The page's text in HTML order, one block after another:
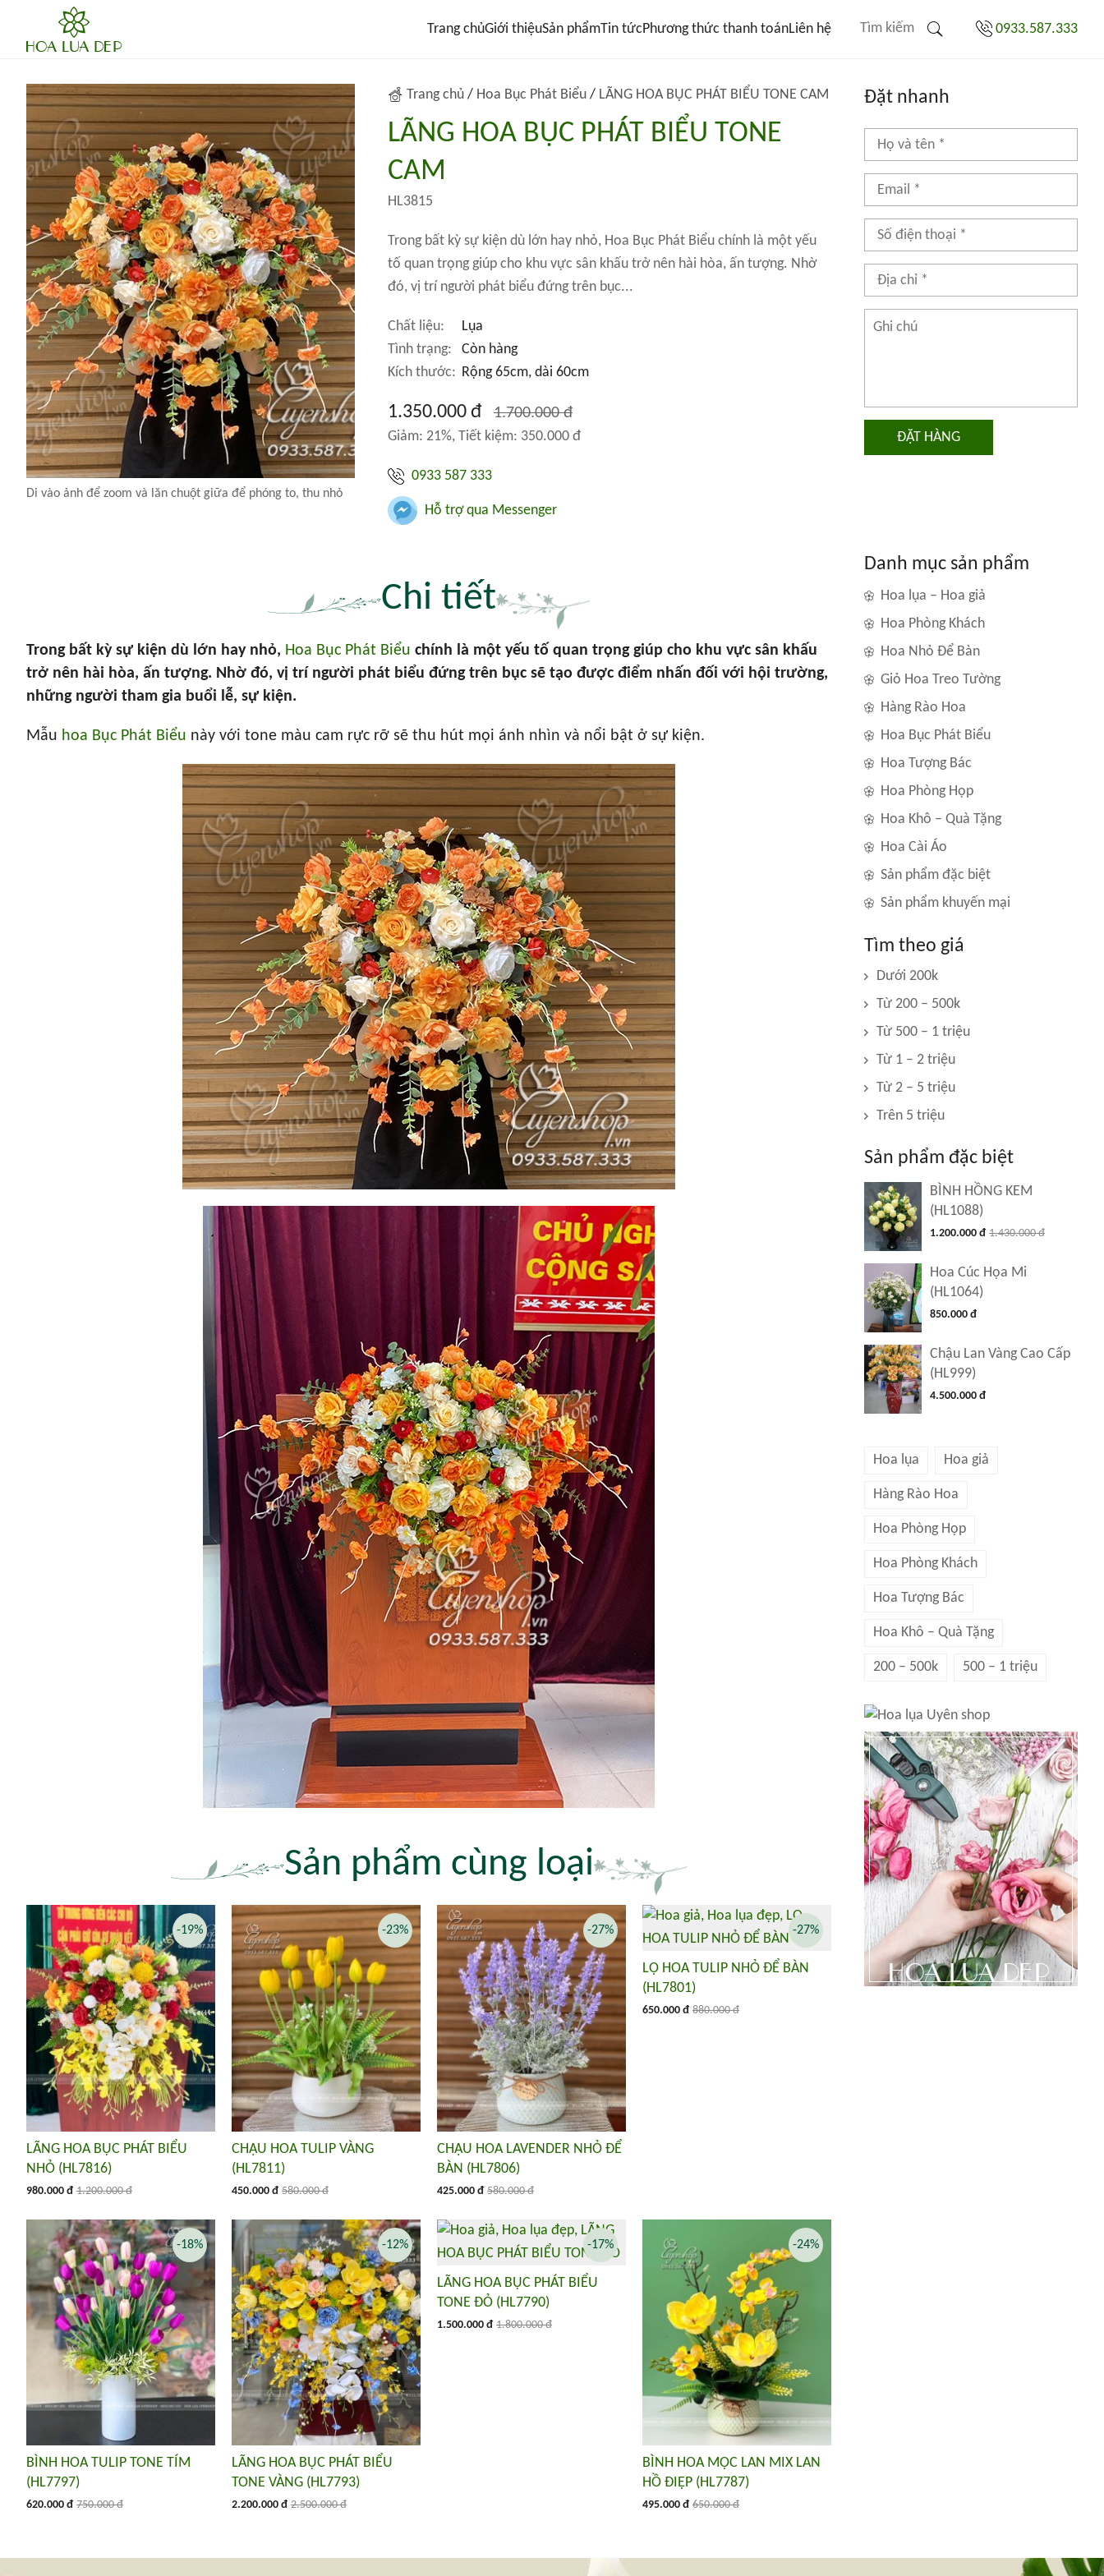
Trang chủGiới thiệuSản phẩmTin tức Phương thức thanh toánLiên hệ 0933.587.333
Di vào ảnh để zoom và lăn chuột giữa để phóng to, thu nhỏ
Trang chủ / Hoa Bục Phát Biểu / LÃNG HOA BỤC PHÁT BIỂU TONE CAM
LÃNG HOA BỤC PHÁT BIỂU TONE
CAM
HL3815
Trong bất kỳ sự kiện dù lớn hay nhỏ, Hoa Bục Phát Biểu chính là một yếu
tố quan trọng giúp cho khu vực sân khấu trở nên hài hòa, ấn tượng. Nhờ
đó, vị trí người phát biểu đứng trên bục...
Chất liệu:
Lụa
Tình trạng:
Còn hàng
Kích thước: Rộng 65cm, dài 60cm
1.350.000 đ 1.700.000 đ
Giảm: 21%, Tiết kiệm: 350.000 đ
0933 587 333
Hỗ trợ qua Messenger
Đặt nhanh
ĐẶT HÀNG
Chi tiết
Trong bất kỳ sự kiện dù lớn hay nhỏ, Hoa Bục Phát Biểu chính là một yếu tố quan trọng giúp cho khu vực sân khấu
trở nên hài hòa, ấn tượng. Nhờ đó, vị trí người phát biểu đứng trên bục sẽ tạo được điểm nhấn đối với hội trường,
những người tham gia buổi lễ, sự kiện.
Mẫu hoa Bục Phát Biểu này với tone màu cam rực rỡ sẽ thu hút mọi ánh nhìn và nổi bật ở sự kiện.
Sản phẩm cùng loại
LÃNG HOA BỤC PHÁT BIỂU
NHỎ (HL7816)
980.000 đ 1.200.000 đ
-19%
CHẬU HOA TULIP VÀNG
(HL7811)
450.000 đ 580.000 đ
-23%
CHẬU HOA LAVENDER NHỎ ĐỂ
BÀN (HL7806)
425.000 đ 580.000 đ
-27%
LỌ HOA TULIP NHỎ ĐỂ BÀN
(HL7801)
650.000 đ 880.000 đ
-27%
BÌNH HOA TULIP TONE TÍM
(HL7797)
620.000 đ 750.000 đ
-18%
LÃNG HOA BỤC PHÁT BIỂU
TONE VÀNG (HL7793)
2.200.000 đ 2.500.000 đ
-12%
LÃNG HOA BỤC PHÁT BIỂU
TONE ĐỎ (HL7790)
1.500.000 đ 1.800.000 đ
-17%
BÌNH HOA MỘC LAN MIX LAN
HỒ ĐIỆP (HL7787)
495.000 đ 650.000 đ
-24%
Danh mục sản phẩm
Hoa lụa – Hoa giả
Hoa Phòng Khách
Hoa Nhỏ Để Bàn
Giỏ Hoa Treo Tường
Hàng Rào Hoa
Hoa Bục Phát Biểu
Hoa Tượng Bác
Hoa Phòng Họp
Hoa Khô – Quà Tặng
Hoa Cài Áo
Sản phẩm đặc biệt
Sản phẩm khuyến mại
Tìm theo giá
Dưới 200k
Từ 200 – 500k
Từ 500 – 1 triệu
Từ 1 – 2 triệu
Từ 2 – 5 triệu
Trên 5 triệu
Sản phẩm đặc biệt
BÌNH HỒNG KEM
(HL1088)
1.200.000 đ 1.430.000 đ
Hoa Cúc Họa Mi
(HL1064)
850.000 đ
Chậu Lan Vàng Cao Cấp
(HL999)
4.500.000 đ
Hoa lụa Hoa giả
Hàng Rào Hoa
Hoa Phòng Họp
Hoa Phòng Khách
Hoa Tượng Bác
Hoa Khô – Quà Tặng
200 – 500k 500 – 1 triệu